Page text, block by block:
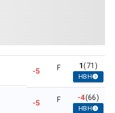
-5 F 1(71)
HBH
-5 F -4(66)
HBH